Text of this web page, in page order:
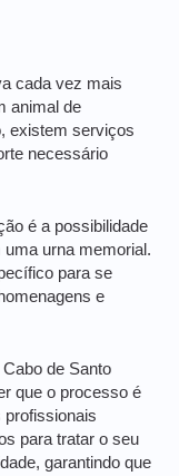
cada vez mais
animal de
existem serviços
necessário
é a possibilidade
urna memorial.
para se
e
de Santo
que o processo é
profissionais
para tratar o seu
garantindo que